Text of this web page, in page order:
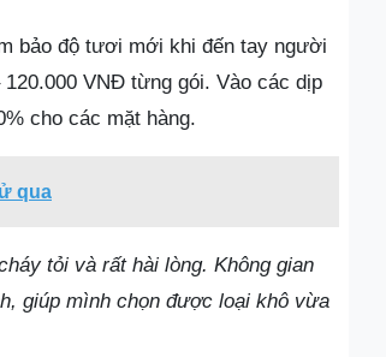
bảo độ tươi mới khi đến tay người
VNĐ từng gói. Vào các dịp
cho các mặt hàng.
qua
tỏi và rất hài lòng. Không gian
giúp mình chọn được loại khô vừa